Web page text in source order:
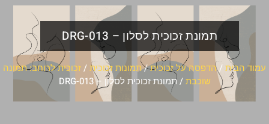
תמונת זכוכית לסלון – DRG-013
עמוד הבית /הדפסה על זכוכית/תמונות זכוכית/זכוכית לרוחב: תמונה
שוכבת/ תמונת זכוכית לסלון – DRG-013